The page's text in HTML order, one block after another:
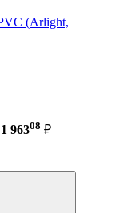
(Arlight,
1 96308 ₽